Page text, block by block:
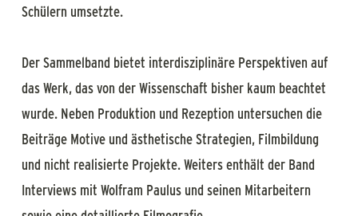
Schülern umsetzte.
Der Sammelband bietet interdisziplinäre Perspektiven auf
das Werk, das von der Wissenschaft bisher kaum beachtet
wurde. Neben Produktion und Rezeption untersuchen die
Beiträge Motive und ästhetische Strategien, Filmbildung
und nicht realisierte Projekte. Weiters enthält der Band
Interviews mit Wolfram Paulus und seinen Mitarbeitern